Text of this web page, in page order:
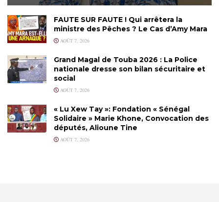
FAUTE SUR FAUTE ! Qui arrêtera la
ministre des Pêches ? Le Cas d’Amy Mara
AOÛT 7, 2026
Grand Magal de Touba 2026 : La Police
nationale dresse son bilan sécuritaire et
social
AOÛT 7, 2026
« Lu Xew Tay »: Fondation « Sénégal
Solidaire » Marie Khone, Convocation des
députés, Alioune Tine
AOÛT 7, 2026